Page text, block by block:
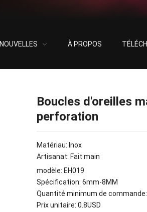
NOUVELLES À PROPOS
Boucles d'oreilles
perforation
Matériau: Inox
Artisanat: Fait main
modèle: EH019
Spécification: 6mm-8MM
Quantité minimum de
Prix unitaire: 0.8USD